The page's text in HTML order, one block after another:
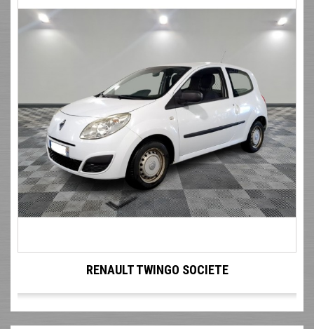
RENAULT TWINGO SOCIETE